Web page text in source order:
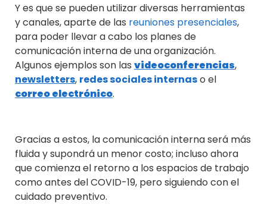
Y es que se pueden utilizar diversas herramientas
y canales, aparte de las reuniones presenciales,
para poder llevar a cabo los planes de
comunicación interna de una organización.
Algunos ejemplos son las videoconferencias,
newsletters, redes sociales internaso el
correo electrónico.
Gracias a estos, la comunicación interna será más
fluida y supondrá un menor costo; incluso ahora
quecomienza el retorno a los espacios de trabajo
como antes del COVID-19, pero siguiendo con el
cuidado preventivo.